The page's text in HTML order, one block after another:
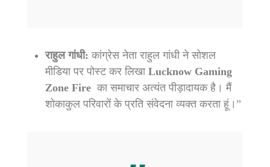
राहुल गांधी: कांग्रेस नेता राहुल गांधी ने सोशल
मीडिया पर पोस्ट कर लिखा Lucknow Gaming
Zone Fire का समाचार अत्यंत पीड़ादायक है। मैं
शोकाकुल परिवारों के प्रति संवेदना व्यक्त करता हूं।”